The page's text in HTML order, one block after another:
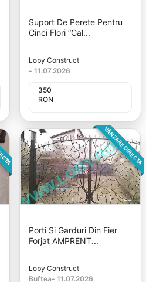
Suport De Perete Pentru
Cinci Flori “Cal...
Loby Construct
- 11.07.2026
350
RON
VÂNZARE DIRECTA
Porti Si Garduri Din Fier
Forjat AMPRENT...
Loby Construct
Buftea- 11.07.2026